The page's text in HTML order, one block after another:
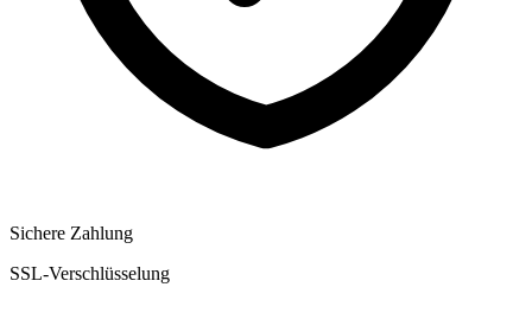
Sichere Zahlung
SSL-Verschlüsselung